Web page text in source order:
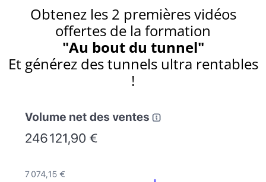
Obtenez les 2 premières vidéos
offertes de la formation
"Au bout du tunnel"
Et générez des tunnels ultra rentables
!